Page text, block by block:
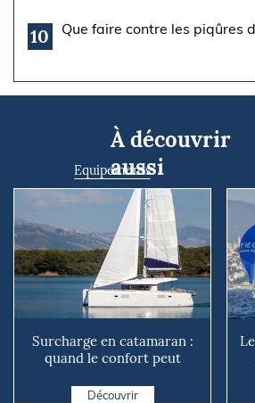
10 Que faire contre les piqûres
À découvrir
aussi
Equipements
Surcharge en catamaran :
quand le confort peut
Découvrir